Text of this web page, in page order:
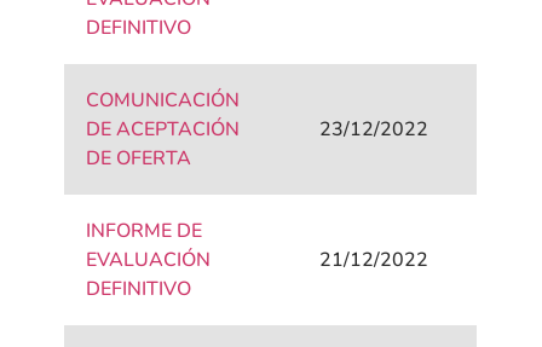
DEFINITIVO
COMUNICACIÓN
DE ACEPTACIÓN
DE OFERTA
23/12/2022
INFORME DE
EVALUACIÓN
DEFINITIVO
21/12/2022